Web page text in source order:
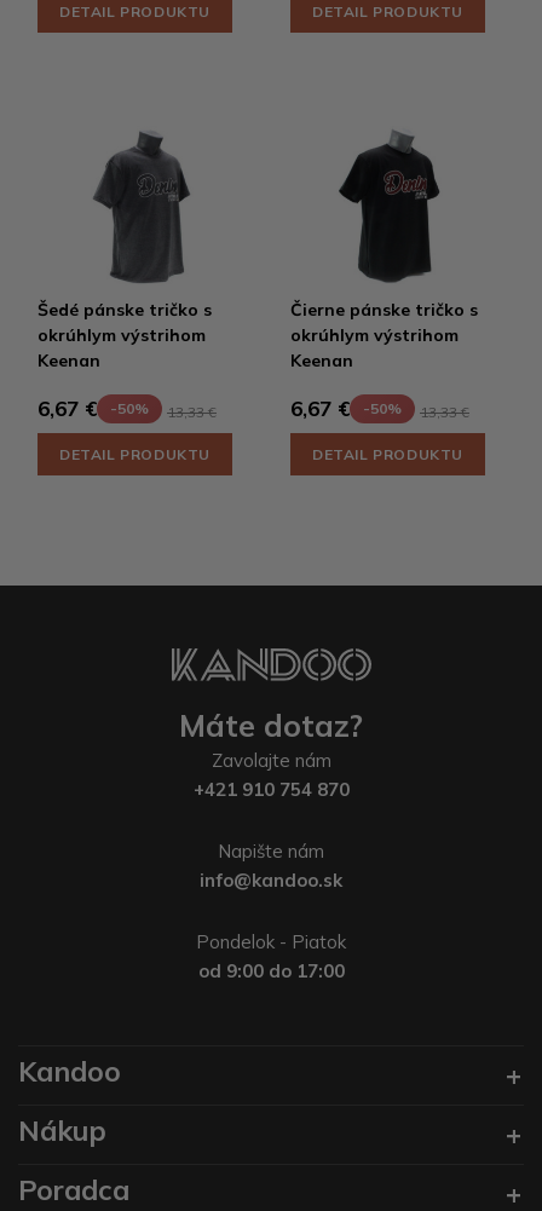
DETAIL PRODUKTU DETAIL PRODUKTU
Šedé pánske tričko s
okrúhlym výstrihom
Keenan
6,67 € -50% 13,33 €
DETAIL PRODUKTU
Čierne pánske tričko s
okrúhlym výstrihom
Keenan
6,67 € -50% 13,33 €
DETAIL PRODUKTU
Máte dotaz?
Zavolajte nám
+421 910 754 870
Napište nám
info@kandoo.sk
Pondelok - Piatok
od 9:00 do 17:00
Kandoo
Nákup
Poradca